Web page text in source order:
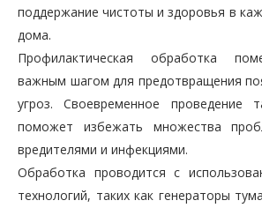
поддержание чистоты и здоровья в
дома.
Профилактическая обработка
важным шагом для предотвращения
угроз. Своевременное проведение
поможет избежать множества
вредителями и инфекциями.
Обработка проводится с
технологий, таких как генераторы